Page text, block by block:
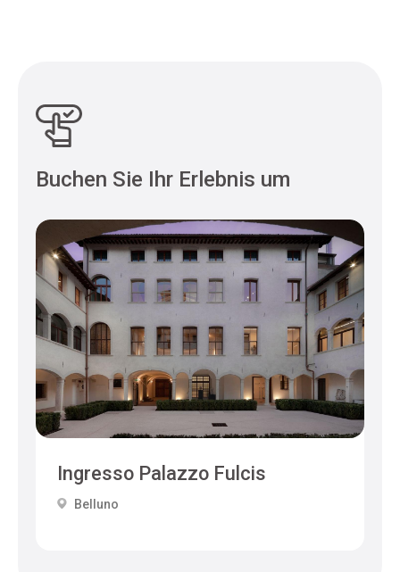
Buchen Sie Ihr Erlebnis um
Ingresso Palazzo Fulcis
Belluno